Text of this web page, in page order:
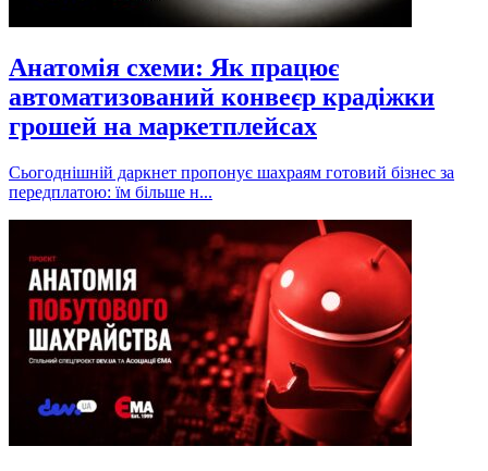
Анатомія схеми: Як працює
автоматизований конвеєр крадіжки
грошей на маркетплейсах
Сьогоднішній даркнет пропонує шахраям готовий бізнес за
передплатою: їм більше н...